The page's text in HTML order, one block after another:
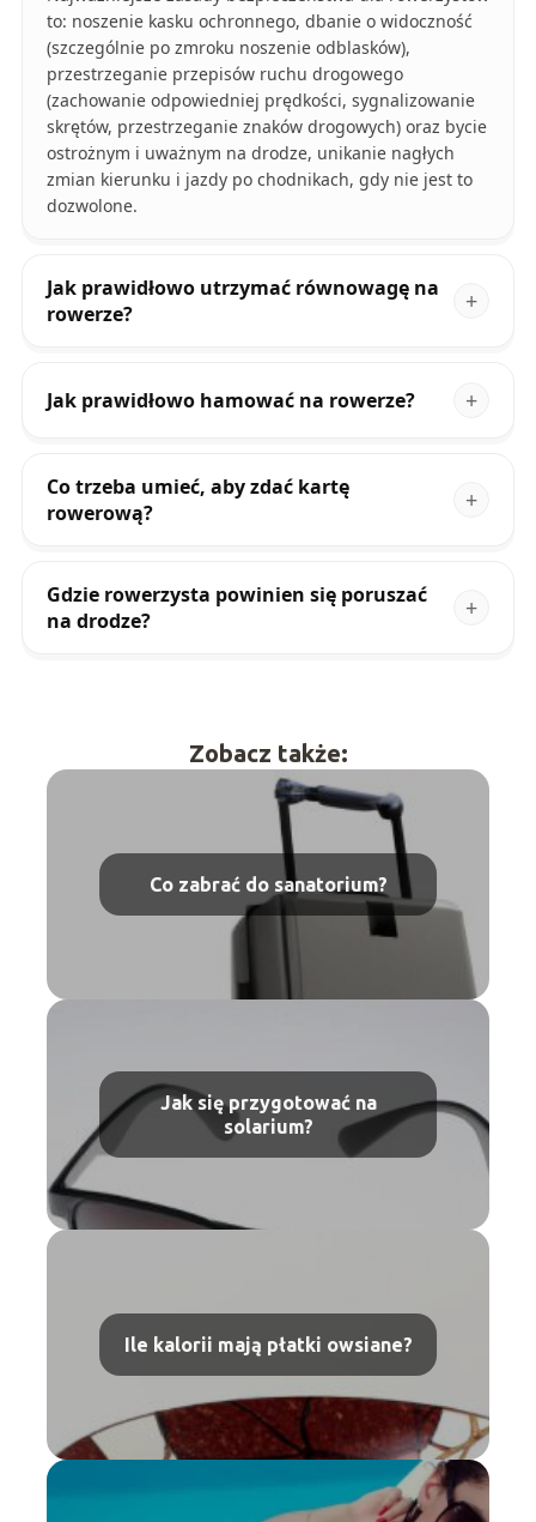
to: noszenie kasku ochronnego, dbanie o widoczność
(szczególnie po zmroku noszenie odblasków),
przestrzeganie przepisów ruchu drogowego
(zachowanie odpowiedniej prędkości, sygnalizowanie
skrętów, przestrzeganie znaków drogowych) oraz bycie
ostrożnym i uważnym na drodze, unikanie nagłych
zmian kierunku i jazdy po chodnikach, gdy nie jest to
dozwolone.
Jak prawidłowo utrzymać równowagę na
rowerze?
Jak prawidłowo hamować na rowerze?
Co trzeba umieć, aby zdać kartę
rowerową?
Gdzie rowerzysta powinien się poruszać
na drodze?
Zobacz także:
Co zabrać do sanatorium?
Jak się przygotować na
solarium?
Ile kalorii mają płatki owsiane?